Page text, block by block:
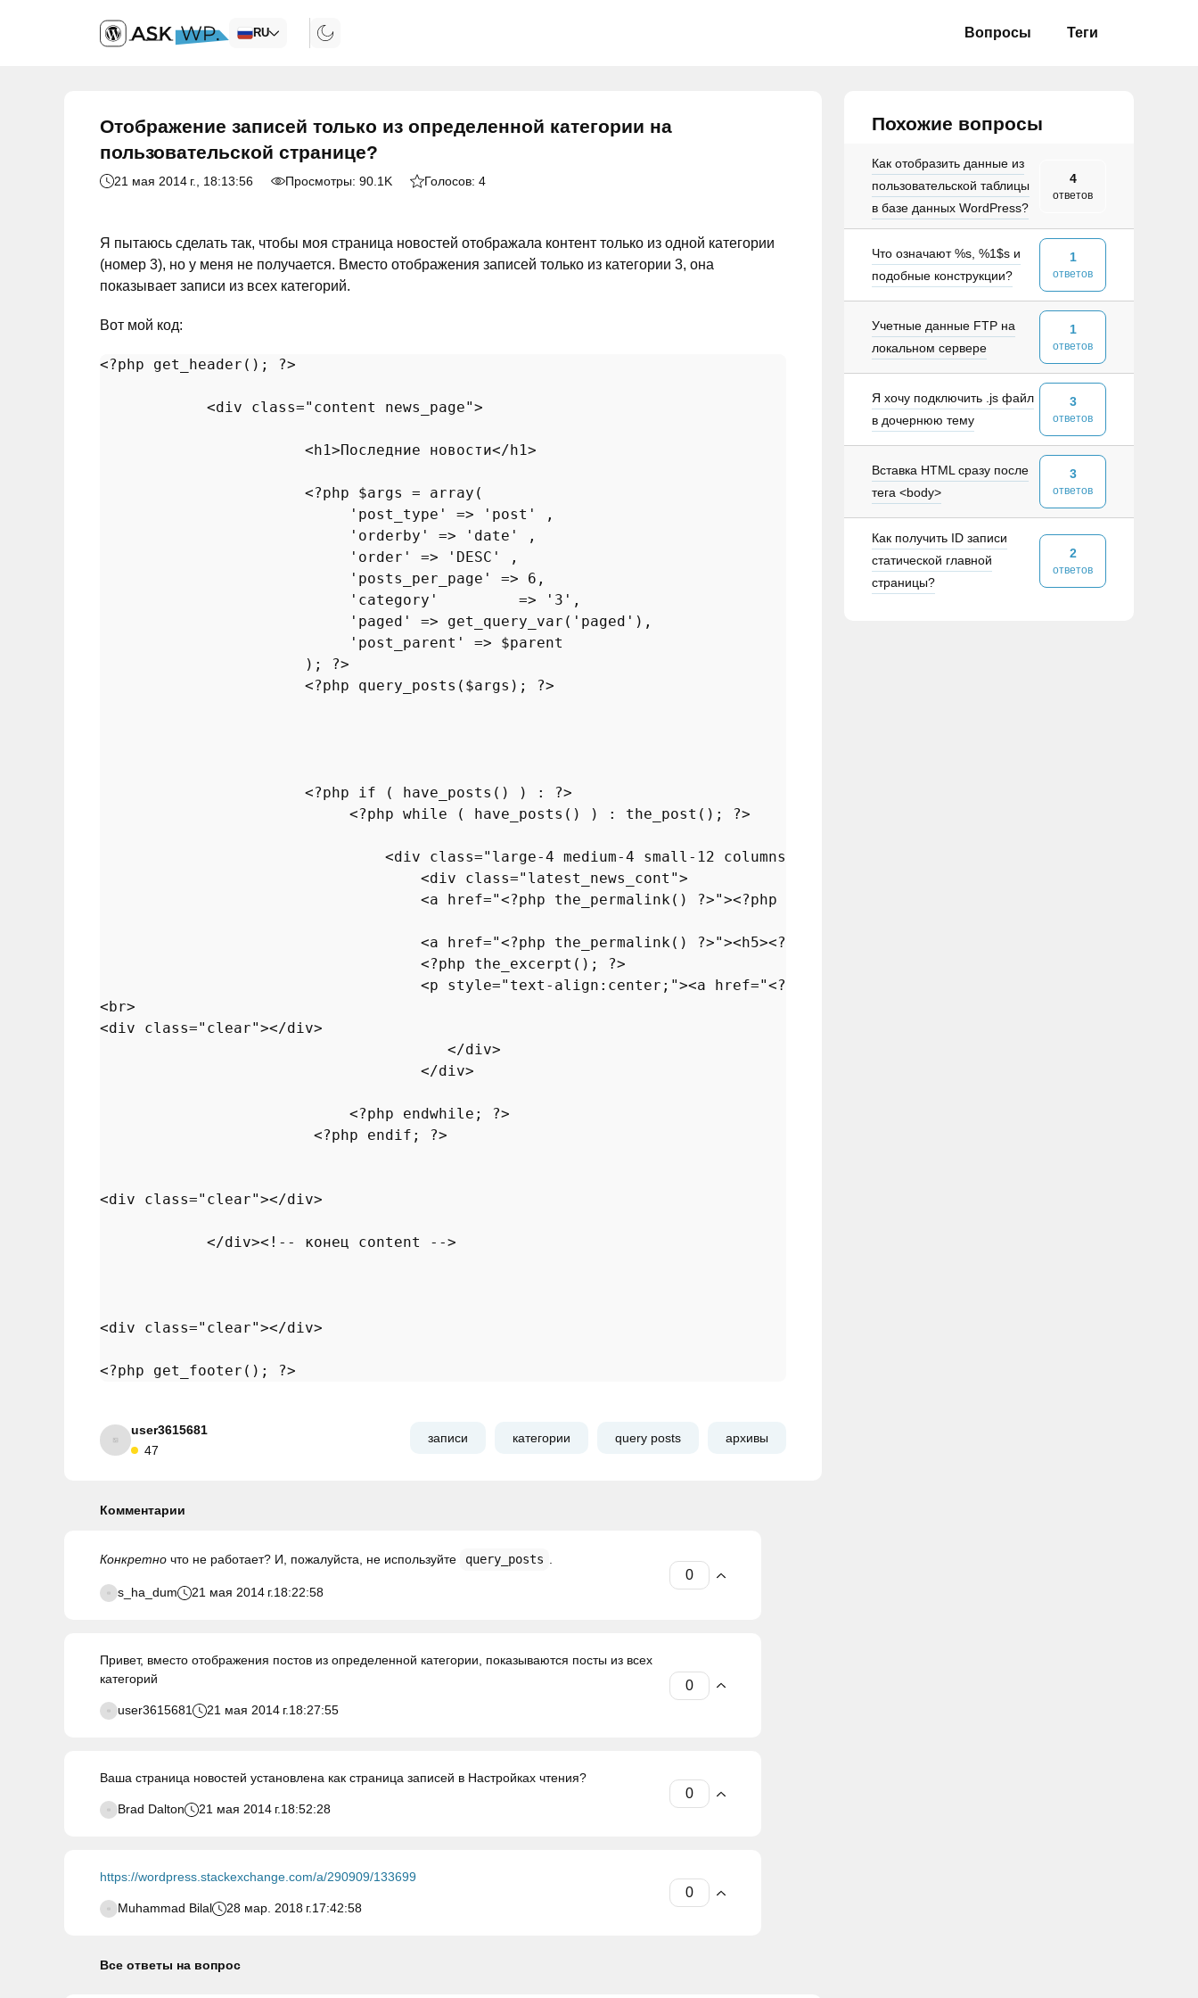
RU Вопросы Теги
Отображение записей только из определенной категории на
пользовательской странице?
21 мая 2014 г. , 18:13:56 Просмотры: 90.1K Голосов: 4
Я пытаюсь сделать так, чтобы моя страница новостей отображала контент только из одной категории
(номер 3), но у меня не получается. Вместо отображения записей только из категории 3, она
показывает записи из всех категорий.
Вот мой код:
<?php get_header (); ?>
            <div
class=" content news_page">
                       <
h1>Последние новости</h1>
                       <?
php $args = array (
                            '
post_type ' => ' post ' ,
                            '
orderby ' => ' date ' ,
                            '
order ' => ' DESC ' ,
                            '
posts_per_page ' => 6,
                            '
category '         => '3',
                            '
paged ' => get_query_var (' paged '),
                            '
post_parent ' => $parent
                       ); ?>
                       <?
php query_posts ($args ); ?>
                       <?
php if ( have_posts () ) : ?>
                            <?
php while ( have_posts () ) : the_post (); ?>
                                <
div class=" large-4 medium-4 small -12 columns
                                    <
div class=" latest_news_cont ">
                                    <
a href="<?php the_permalink() ?>"><?php
                                    <
a href="<?php the_permalink() ?>"><h5><?
                                    <?
php the_excerpt (); ?>
                                    <
p style=" text - align : center ;"><a href="<?
<br>
<div class=" clear"></div>
                                       </
div>
                                    </
div>
                            <?
php endwhile ; ?>
                        <?
php endif ; ?>
<div class=" clear"></div>
            </
div><!-- конец content -->
<div class=" clear"></div>
<?php get_footer (); ?>
user3615681
47
записи категории query posts архивы
Комментарии
Конкретно что не работает? И, пожалуйста, не используйте query_posts
s_ha_dum 21 мая 2014 г.18:22:58
Привет, вместо отображения постов из определенной категории, показываются посты из всех
категорий
user3615681 21 мая 2014 г.18:27:55
Ваша страница новостей установлена как страница записей в Настройках чтения?
Brad Dalton 21 мая 2014 г.18:52:28
https://wordpress.stackexchange.com/a/290909/133699
Muhammad Bilal 28 мар. 2018 г.17:42:58
Все ответы на вопрос
Похожие вопросы
Как отобразить данные из
пользовательской таблицы
в базе данных WordPress?
4
ответов
Что означают %s, %1$s и
подобные конструкции?
1
ответов
Учетные данные FTP на
локальном сервере
1
ответов
Я хочу подключить .js файл
в дочернюю тему
3
ответов
Вставка HTML сразу после
тега <body>
3
ответов
Как получить ID записи
статической главной
страницы?
2
ответов